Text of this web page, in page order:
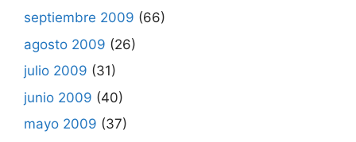
septiembre 2009 (66)
agosto 2009 (26)
julio 2009 (31)
junio 2009 (40)
mayo 2009 (37)